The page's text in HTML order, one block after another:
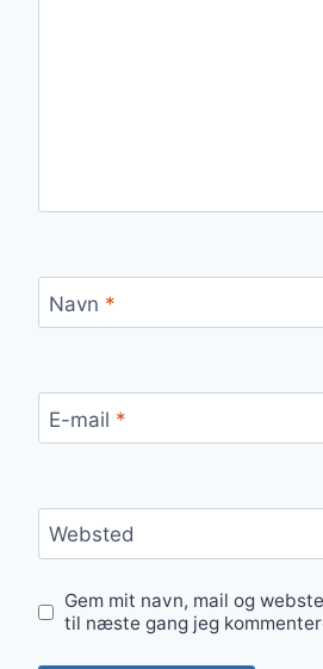
Navn *
E-mail *
Websted
Gem mit navn, mail og
til næste gang jeg